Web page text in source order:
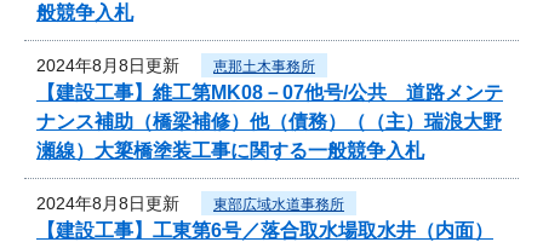
般競争入札
2024年8月8日更新 恵那土木事務所
【建設工事】維工第MK08－07他号/公共 道路メンテ
ナンス補助（橋梁補修）他（債務）（（主）瑞浪大野
瀬線）大簗橋塗装工事に関する一般競争入札
2024年8月8日更新 東部広域水道事務所
【建設工事】工東第6号／落合取水場取水井（内面）